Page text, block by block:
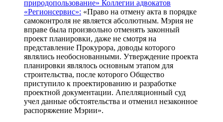
природопользование» Коллегии адвокатов
«Регионсервис»: «Право на отмену акта в порядке
самоконтроля не является абсолютным. Мэрия не
вправе была произвольно отменять законный
проект планировки, даже не смотря на
представление Прокурора, доводы которого
являлись необоснованными. Утверждение проекта
планировки являлось основным этапом для
строительства, после которого Общество
приступило к проектированию и разработке
проектной документации. Апелляционный суд
учел данные обстоятельства и отменил незаконное
распоряжение Мэрии».